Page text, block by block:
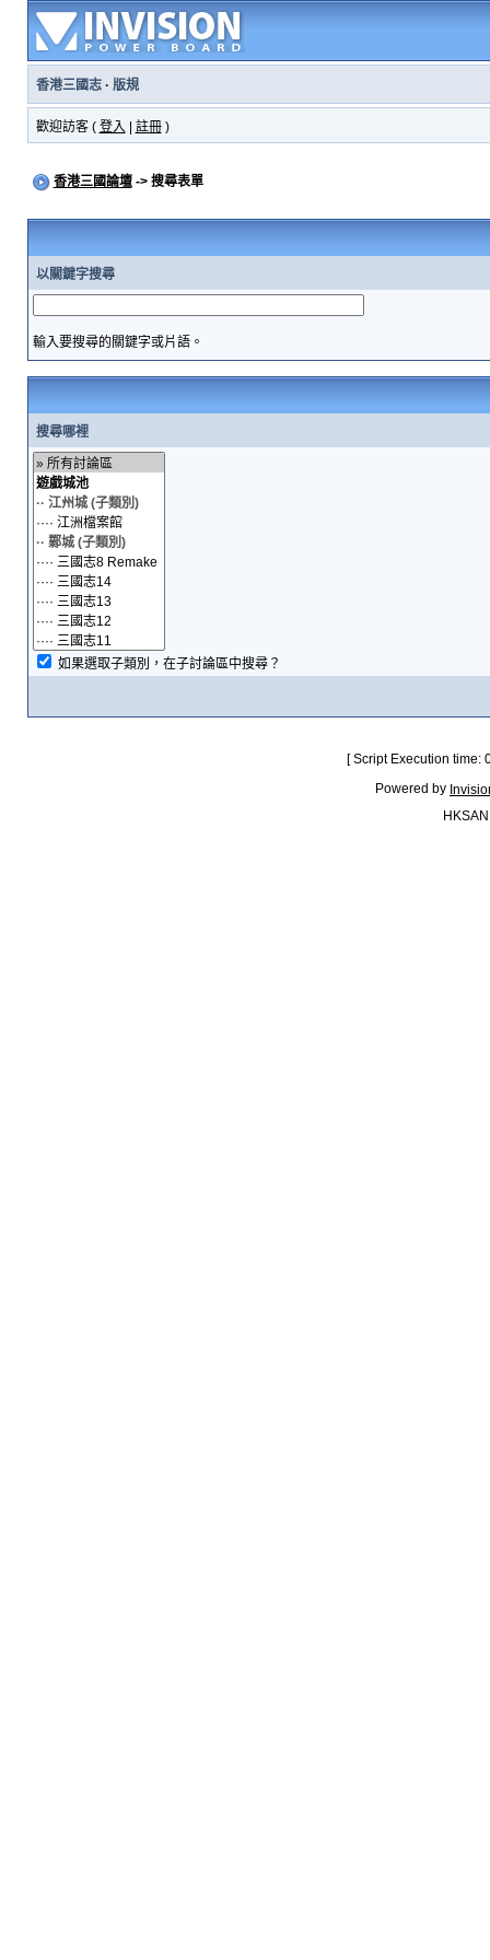
香港三國志· 版規
歡迎訪客 ( 登入 註冊)
香港三國論壇-> 搜尋表單
以關鍵字搜尋
輸入要搜尋的關鍵字或片語。
搜尋哪裡
如果選取子類別，在子討論區中搜尋？
[ Script Execution
Powered by